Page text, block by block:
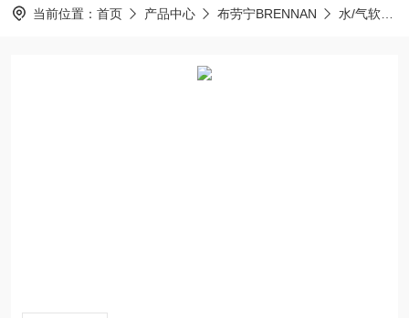
当前位置： 首页 产品中心 布劳宁BRENNAN 水/气软管接头